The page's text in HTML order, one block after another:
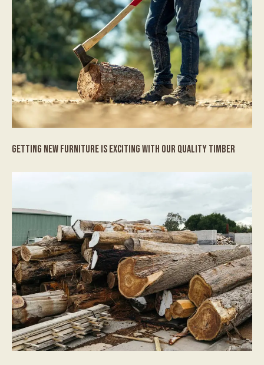
GETTING NEW FURNITURE IS EXCITING WITH OUR QUALITY TIMBER